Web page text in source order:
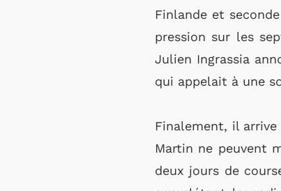
Finlande et
pression sur les
Julien Ingrassia
qui appelait à une
Finalement, il
Martin ne peuvent
deux jours de